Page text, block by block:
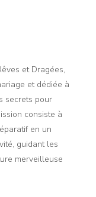
et Dragées,
et dédiée à
secrets pour
consiste à
en un
guidant les
merveilleuse